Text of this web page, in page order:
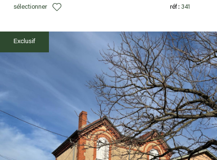
sélectionner réf : 341
Exclusif